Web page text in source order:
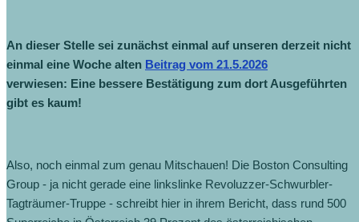
An dieser Stelle sei zunächst einmal auf unseren derzeit nicht
einmal eine Woche alten Beitrag vom 21.5.2026
verwiesen: Eine bessere Bestätigung zum dort Ausgeführten
gibt es kaum!
Also, noch einmal zum genau Mitschauen! Die Boston Consulting
Group - ja nicht gerade eine linkslinke Revoluzzer-Schwurbler-
Tagträumer-Truppe - schreibt hier in ihrem Bericht, dass rund 500